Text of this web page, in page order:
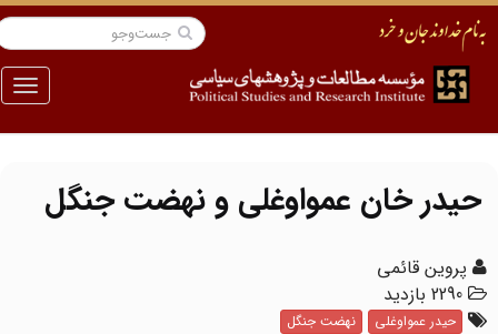
منو
حیدر خان عمواوغلی و نهضت جنگل
پروین قائمی
2290 بازدید
حیدر عمواوغلی نهضت جنگل